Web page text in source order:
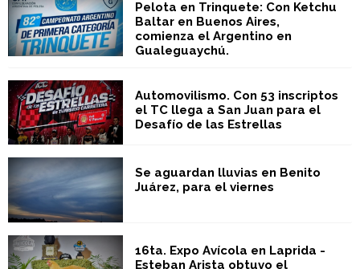
Pelota en Trinquete: Con Ketchu
Baltar en Buenos Aires,
comienza el Argentino en
Gualeguaychú.
Automovilismo. Con 53 inscriptos
el TC llega a San Juan para el
Desafío de las Estrellas
Se aguardan lluvias en Benito
Juárez, para el viernes
16ta. Expo Avícola en Laprida -
Esteban Arista obtuvo el